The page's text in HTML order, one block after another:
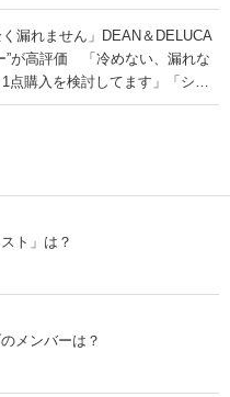
く漏れません」DEAN＆DELUCA
”が高評価 「冷めない、漏れな
点購入を検討してます」「シン
ト」は？
メンバーは？